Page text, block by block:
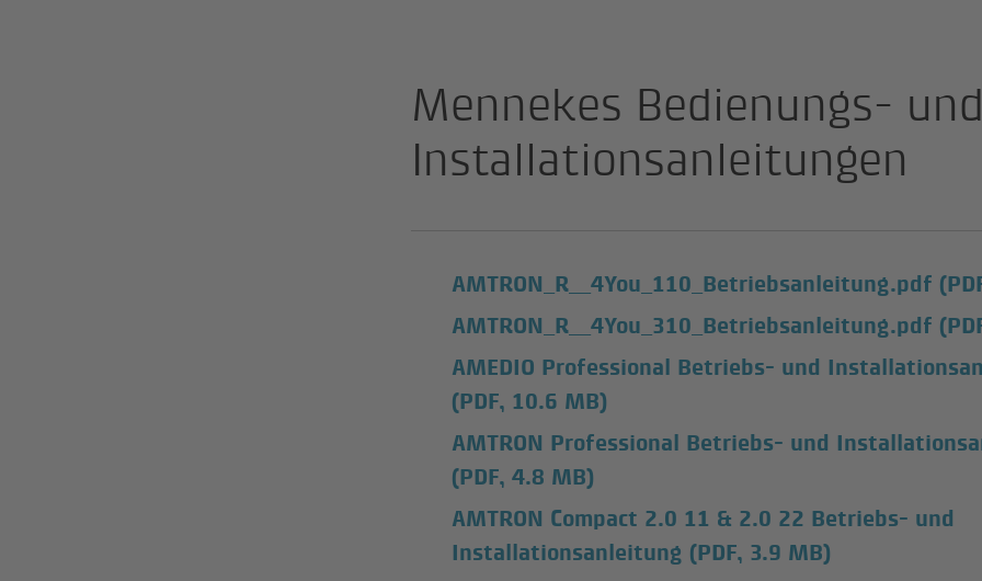
Mennekes Bedienungs-
Installationsanleitungen
AMTRON_R__4You_110_Betriebsanleitung.pdf
AMTRON_R__4You_310_Betriebsanleitung.pdf
AMEDIO Professional Betriebs- und
(PDF, 10.6 MB)
AMTRON Professional Betriebs- und
(PDF, 4.8 MB)
AMTRON Compact 2.0 11 & 2.0 22 Betriebs- und
Installationsanleitung (PDF, 3.9 MB)